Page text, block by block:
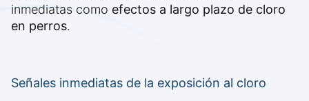
inmediatas como efectos a largo plazo de cloro
en perros.
Señales inmediatas de la exposición al cloro